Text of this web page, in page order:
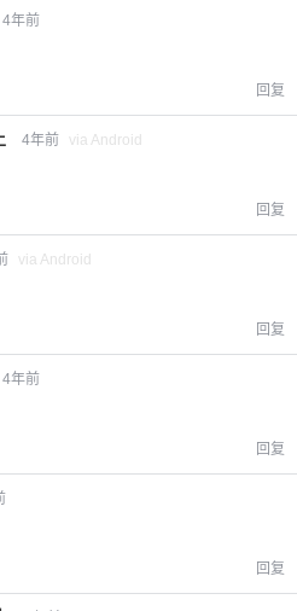
4年前
回复
4年前 via Android
回复
via Android
回复
4年前
回复
回复